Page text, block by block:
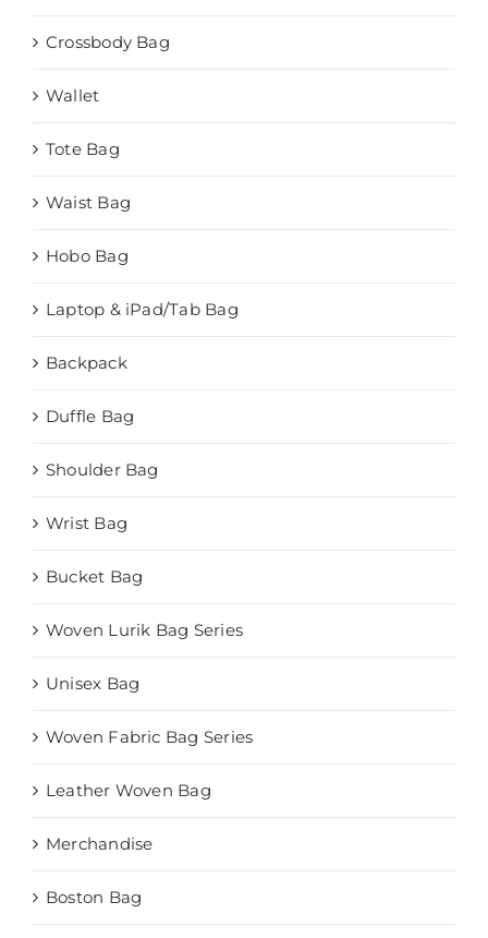
Crossbody Bag
Wallet
Tote Bag
Waist Bag
Hobo Bag
Laptop & iPad/Tab Bag
Backpack
Duffle Bag
Shoulder Bag
Wrist Bag
Bucket Bag
Woven Lurik Bag Series
Unisex Bag
Woven Fabric Bag Series
Leather Woven Bag
Merchandise
Boston Bag